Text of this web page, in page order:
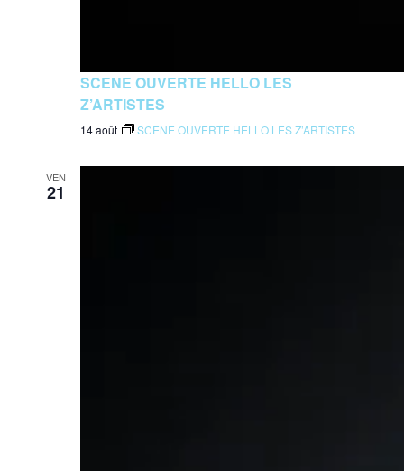
SCENE OUVERTE HELLO LES
Z’ARTISTES
14 août SCENE OUVERTE HELLO LES Z’ARTISTES
VEN
21